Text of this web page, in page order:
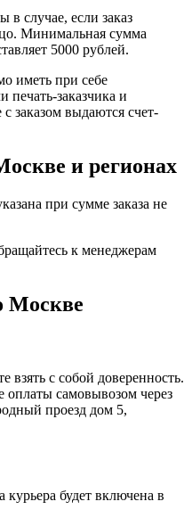
в случае, если заказ
Минимальная сумма
5000 рублей.
иметь при себе
печать-заказчика и
заказом выдаются счет-
и регионах
при сумме заказа не
к менеджерам
Москве
взять с собой доверенность.
самовывозом через
проезд дом 5,
будет включена в